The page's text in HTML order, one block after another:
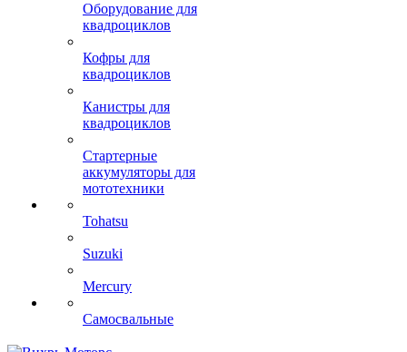
Оборудование для
квадроциклов
Кофры для
квадроциклов
Канистры для
квадроциклов
Стартерные
аккумуляторы для
мототехники
Tohatsu
Suzuki
Mercury
Самосвальные